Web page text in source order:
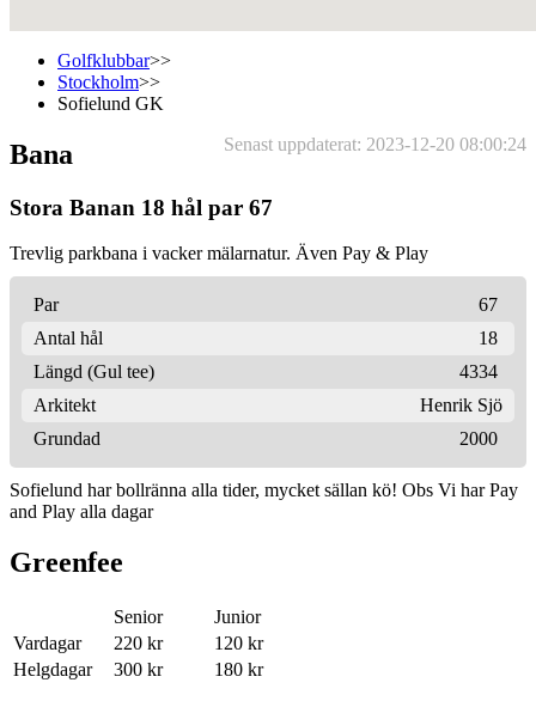
Golfklubbar>>
Stockholm>>
Sofielund GK
Senast uppdaterat: 2023-12-20 08:00:24
Bana
Stora Banan 18 hål par 67
Trevlig parkbana i vacker mälarnatur. Även Pay & Play
Par
67
Antal hål
18
Längd (Gul tee)
4334
Arkitekt
Henrik Sjö
Grundad
2000
Sofielund har bollränna alla tider, mycket sällan kö! Obs Vi har Pay
and Play alla dagar
Greenfee
Senior
Junior
Vardagar
220 kr
120 kr
Helgdagar
300 kr 180 kr